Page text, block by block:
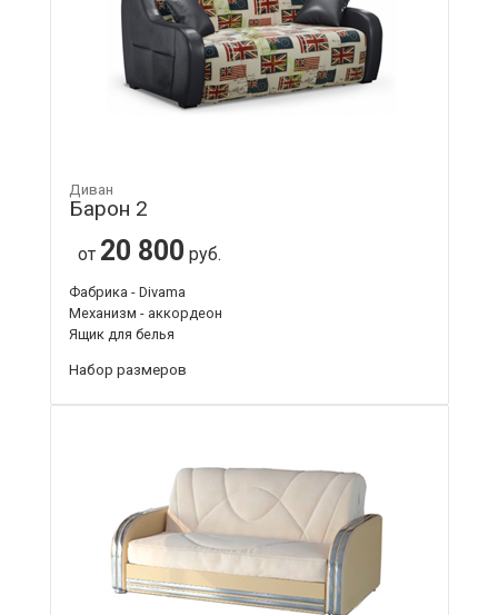
Диван
Барон 2
от 20 800 руб.
Фабрика - Divama
Механизм - аккордеон
Ящик для белья
Набор размеров